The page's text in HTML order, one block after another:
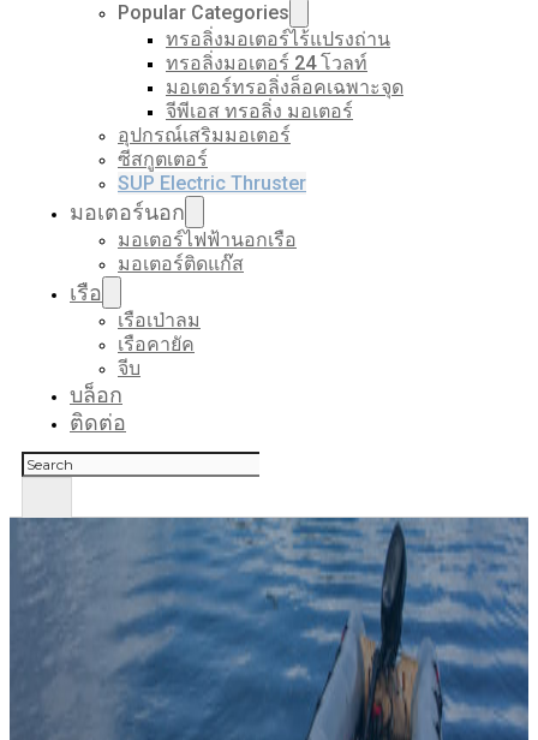
Popular Categories
ทรอลิ่งมอเตอร์ไร้แปรงถ่าน
ทรอลิ่งมอเตอร์ 24 โวลท์
มอเตอร์ทรอลิ่งล็อคเฉพาะจุด
จีพีเอส ทรอลิ่ง มอเตอร์
อุปกรณ์เสริมมอเตอร์
ซีสกูตเตอร์
SUP Electric Thruster
มอเตอร์นอก
มอเตอร์ไฟฟ้านอกเรือ
มอเตอร์ติดแก๊ส
เรือ
เรือเป่าลม
เรือคายัค
จีบ
บล็อก
ติดต่อ
ค้นหา